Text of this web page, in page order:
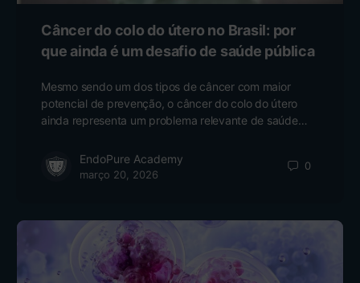
Câncer do colo do útero no Brasil: por
que ainda é um desafio de saúde pública
Mesmo sendo um dos tipos de câncer com maior
potencial de prevenção, o câncer do colo do útero
ainda representa um problema relevante de saúde…
EndoPure Academy
março 20, 2026
0